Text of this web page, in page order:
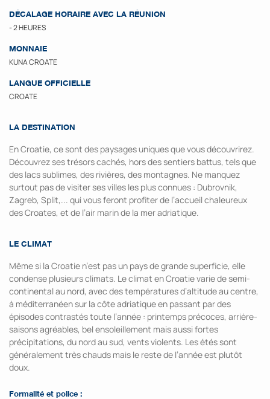
DÉCALAGE HORAIRE AVEC LA RÉUNION
- 2 HEURES
MONNAIE
KUNA CROATE
LANGUE OFFICIELLE
CROATE
LA DESTINATION
En Croatie, ce sont des paysages uniques que vous découvrirez.
Découvrez ses trésors cachés, hors des sentiers battus, tels que
des lacs sublimes, des rivières, des montagnes. Ne manquez
surtout pas de visiter ses villes les plus connues : Dubrovnik,
Zagreb, Split,... qui vous feront profiter de l’accueil chaleureux
des Croates, et de l’air marin de la mer adriatique.
LE CLIMAT
Même si la Croatie n’est pas un pays de grande superficie, elle
condense plusieurs climats. Le climat en Croatie varie de semi-
continental au nord, avec des températures d’altitude au centre,
à méditerranéen sur la côte adriatique en passant par des
épisodes contrastés toute l’année : printemps précoces, arrière-
saisons agréables, bel ensoleillement mais aussi fortes
précipitations, du nord au sud, vents violents. Les étés sont
généralement très chauds mais le reste de l’année est plutôt
doux.
Formalité et police :